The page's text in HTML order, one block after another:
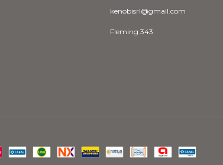
kenobisrl@gmail.com
Fleming 343